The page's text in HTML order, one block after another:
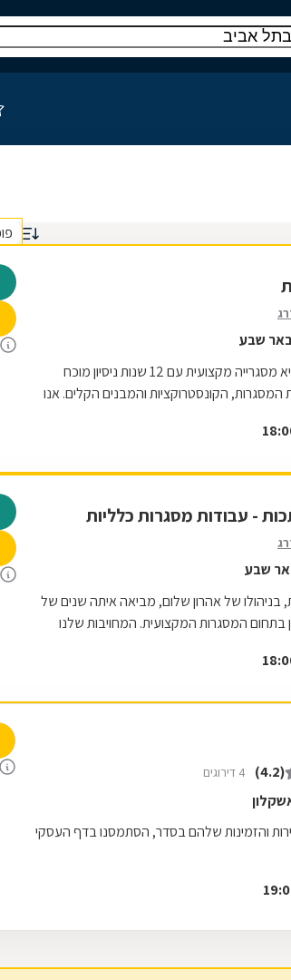
א.ש מתכות היא מסגרייה מקצועית עם 12 שנות ניסיון מוכח
המסגרות, הקונסטרוקציות והמבנים הקלים. אנו
- עבודות מסגרות כלליות
בניהולו של אהרון שלום, מביאה איתה שנים של
בתחום המסגרות המקצועית. המחויבות שלנו
(4.2) 4 דירוגים
והזמינות שלהם בסדר, הסתמסנו בדף העסקי